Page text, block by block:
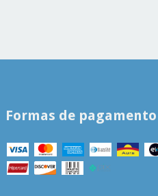
Formas de pagamento